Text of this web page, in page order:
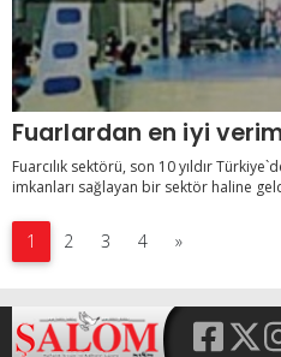
Fuarlardan en iyi
Fuarcılık sektörü, son 10 yıldır
imkanları sağlayan bir sektör haline
1 2 3 4 »